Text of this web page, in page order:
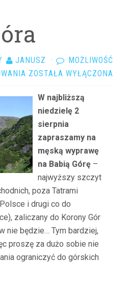
JANUSZ ·
MOŻLIWOŚĆ
BABIA
ZOSTAŁA WYŁĄCZONA
W najbliższą
niedzielę 2
sierpnia
zapraszamy na
męską wyprawę
na Babią Górę –
najwyższy szczyt
poza Tatrami
i drugi co do
zaliczany do Korony Gór
nie będzie… Tym bardziej,
proszę za dużo sobie nie
ograniczyć do górskich